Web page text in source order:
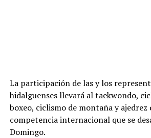
La participación de las y los
hidalguenses llevará al taekwondo,
boxeo, ciclismo de montaña y ajedrez
competencia internacional que se
Domingo.